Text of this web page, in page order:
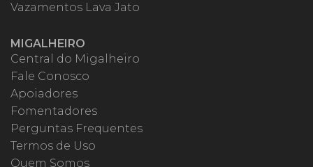
Vazamentos Lava Jato
MIGALHEIRO
Central do Migalheiro
Fale Conosco
Apoiadores
Fomentadores
Perguntas Frequentes
Termos de Uso
Quem Somos